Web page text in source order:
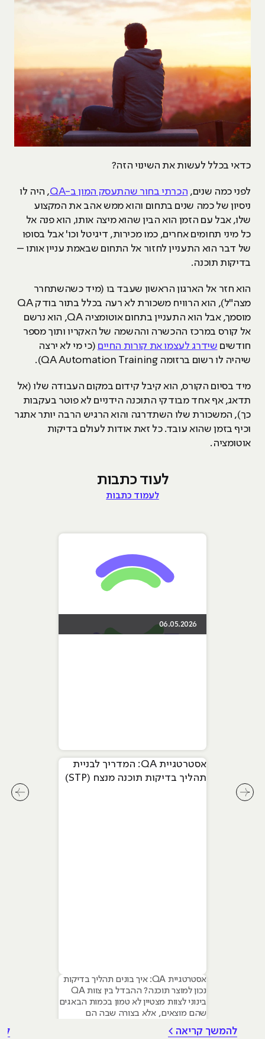
כדאי בכלל לעשות את השינוי הזה?
לפני כמה שנים, הכרתי בחור שהתעסק המון ב-QA
, היה לו
ניסיון של כמה שנים בתחום והוא ממש אהב את המקצוע
שלו, אבל עם הזמן הוא הבין שהוא מיצה אותו, הוא פנה אל
כל מיני תחומים אחרים, כמו מכירות, דיגיטל וכו' אבל בסופו
של דבר הוא התעניין לחזור אל התחום שבאמת עניין אותו –
בדיקות תוכנה.
הוא חזר אל הארגון הראשון שעבד בו (מיד כשהשתחרר
מצה"ל), הוא הרוויח משכורת לא רעה בכלל בתור בודק QA
מוסמך, אבל הוא התעניין בתחום אוטומציה QA, הוא נרשם
אל קורס במרכז ההכשרה וההשמה של האקריו ותוך מספר
חודשים שידרג לעצמו את קורות החיים (כי מי לא ירצה
שיהיה לו רשום ברזומה QA Automation Training).
מיד בסיום הקורס, הוא קיבל קידום במקום העבודה שלו (אל
תדאג, אף אחד מבודקי התוכנה הידניים לא פוטר בעקבות
כך), המשכורת שלו השתדרגה והוא הרגיש הרבה יותר אתגר
וכיף בזמן שהוא עובד. כל זאת אודות לעולם בדיקות
אוטומציה.
לעוד כתבות
לעמוד כתבות
06.05.2026
אסטרטגיית QA: המדריך לבניית
תהליך בדיקות תוכנה מנצח (STP)
אסטרטגיית QA: איך בונים תהליך בדיקות
נכון למוצר תוכנה? ההבדל בין צוות QA
בינוני לצוות מצטיין לא טמון בכמות הבאגים
שהם מוצאים, אלא בצורה שבה הם
להמשך קריאה >
לחץ לחץ לשיקופית קודמת בסליידר מאמרים